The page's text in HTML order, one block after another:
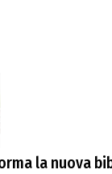
ricerca
la nuova